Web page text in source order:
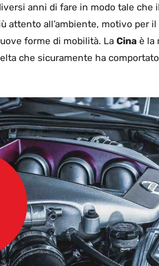
anni di fare in modo tale
attento all’ambiente, motivo per
forme di mobilità. La Cina è la
che sicuramente ha